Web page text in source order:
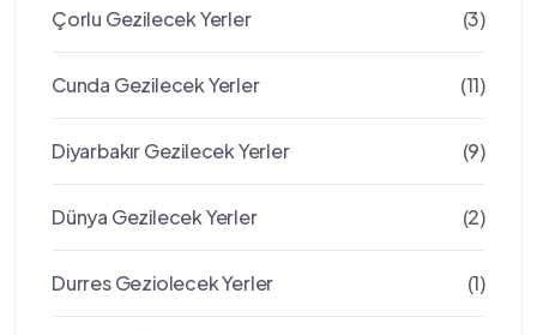
Çorlu Gezilecek Yerler (3)
Cunda Gezilecek Yerler (11)
Diyarbakır Gezilecek Yerler (9)
Dünya Gezilecek Yerler (2)
Durres Geziolecek Yerler (1)